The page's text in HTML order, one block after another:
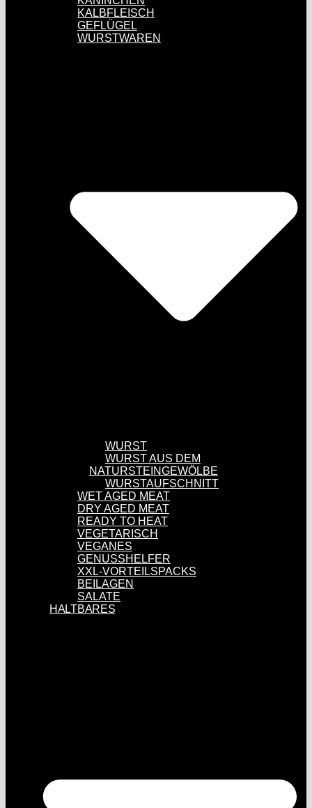
KALBFLEISCH
GEFLÜGEL
WURSTWAREN
WURST
WURST AUS DEM
NATURSTEINGEWÖLBE
WURSTAUFSCHNITT
WET AGED MEAT
DRY AGED MEAT
READY TO HEAT
VEGETARISCH
VEGANES
GENUSSHELFER
XXL-VORTEILSPACKS
BEILAGEN
SALATE
HALTBARES